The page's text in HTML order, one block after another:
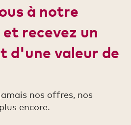
à notre
recevez un
d'une valeur de
nos offres, nos
encore.